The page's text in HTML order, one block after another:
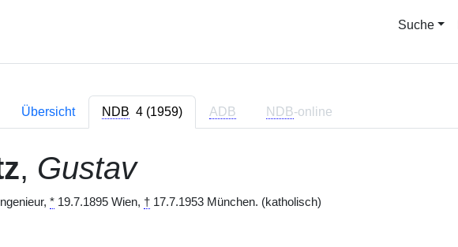
Suche
Übersicht NDB 4 (1959) ADB NDB-online
, Gustav
*19.7.1895 Wien, †17.7.1953 München. (katholisch)